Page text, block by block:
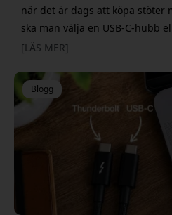
när det är dags att köpa stöter
ska man välja en USB-C-hubb
Vid första anblick kan de verka
Skillnaden märks däremot
[LÄS MER]
Blogg